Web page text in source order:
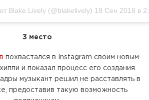
Blake Lively (@blakelively) 18 Сен 2018 в
3 место
похвастался в Instagram своим новым
и показал процесс его создания.
музыкант решил не расставлять в
предоставив такую возможность